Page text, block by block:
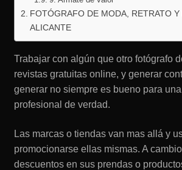
FOTÓGRAFO DE MODA, RETRATO Y
ALICANTE
Trabajar con algún que otro fotógrafo
revistas gratuitas online, y generar
generar no siempre es bueno para
profesional de verdad.
Las marcas o tiendas van mas allá y
promocionarse ellas mismas. A
descuentos en sus prendas o